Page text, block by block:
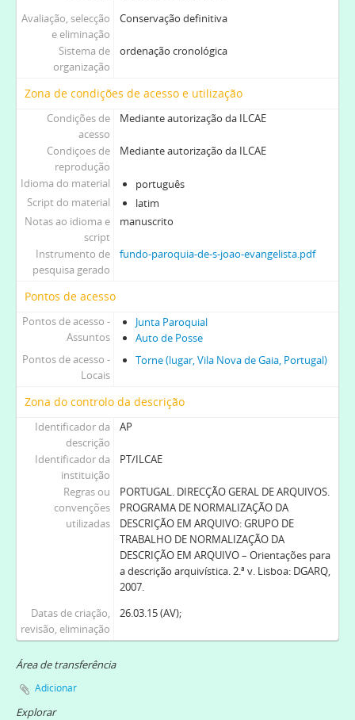
Avaliação, selecção
e eliminação
Conservação definitiva
Sistema de
organização
ordenação cronológica
Zona de condições de acesso e utilização
Condições de
acesso
Mediante autorização da ILCAE
Condiçoes de
reprodução
Mediante autorização da ILCAE
Idioma do material
português
Script do material
latim
Notas ao idioma e
script
manuscrito
Instrumento de
pesquisa gerado
fundo-paroquia-de-s-joao-evangelista.pdf
Pontos de acesso
Pontos de acesso -
Assuntos
Junta Paroquial
Auto de Posse
Pontos de acesso -
Locais
Torne (lugar, Vila Nova de Gaia, Portugal)
Zona do controlo da descrição
Identificador da
descrição
AP
Identificador da
instituição
PT/ILCAE
Regras ou
convenções
utilizadas
PORTUGAL. DIRECÇÃO GERAL DE ARQUIVOS.
PROGRAMA DE NORMALIZAÇÃO DA
DESCRIÇÃO EM ARQUIVO: GRUPO DE
TRABALHO DE NORMALIZAÇÃO DA
DESCRIÇÃO EM ARQUIVO – Orientações para
a descrição arquivística. 2.ª v. Lisboa: DGARQ,
2007.
Datas de criação,
revisão, eliminação
26.03.15 (AV);
Área de transferência
Adicionar
Explorar